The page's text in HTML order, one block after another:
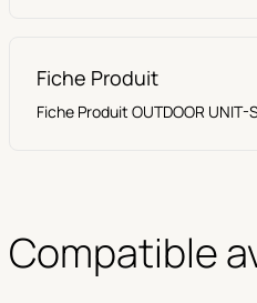
Fiche Produit
Fiche Produit OUTDOOR UNIT-
Compatible